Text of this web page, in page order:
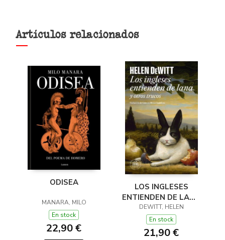
Artículos relacionados
ODISEA
MANARA, MILO
En stock
22,90 €
LOS INGLESES
ENTIENDEN DE LANA
(Y OTROS TRUCOS)
DEWITT, HELEN
En stock
21,90 €